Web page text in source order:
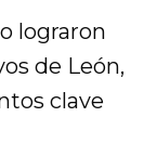
lograron
de León,
clave